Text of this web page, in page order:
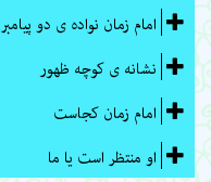
امام زمان نواده ی دو پیامبر
نشانه ی کوچه ظهور
امام زمان کجاست
او منتظر است یا ما